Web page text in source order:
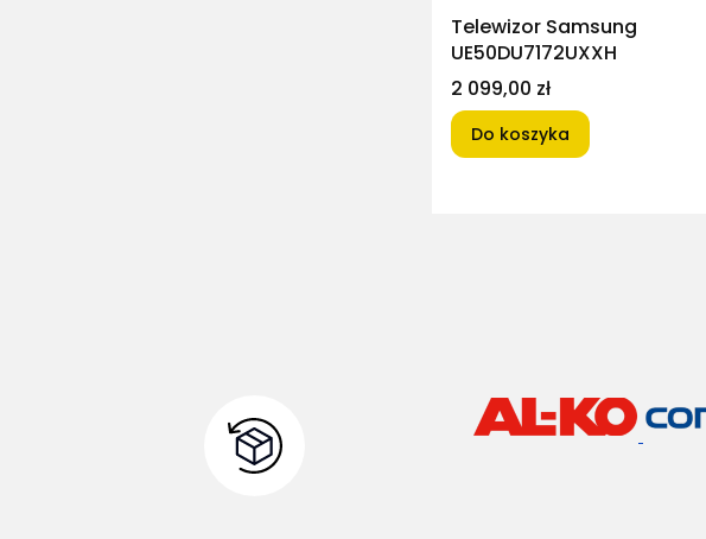
Telewizor Samsung
UE50DU7172UXXH
Cena
2 099,00 zł
Do koszyka